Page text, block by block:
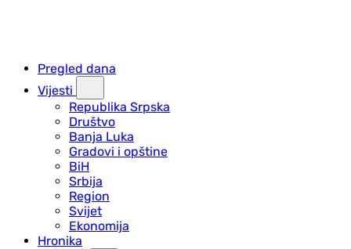
Pregled dana
Vijesti
Republika Srpska
Društvo
Banja Luka
Gradovi i opštine
BiH
Srbija
Region
Svijet
Ekonomija
Hronika